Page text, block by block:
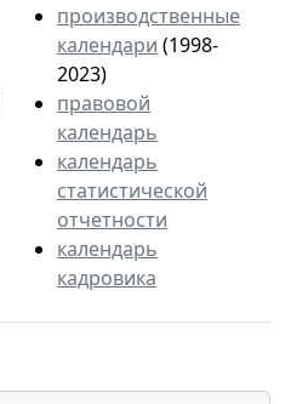
производственные
календари (1998-
2023)
правовой
календарь
календарь
статистической
отчетности
календарь
кадровика